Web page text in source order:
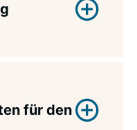
beruht auf den
EKD
DSG-EKD und
ist das
für den